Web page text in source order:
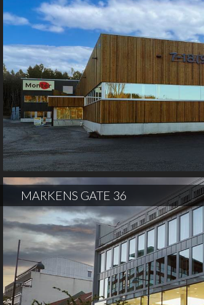
MARKENS GATE 36